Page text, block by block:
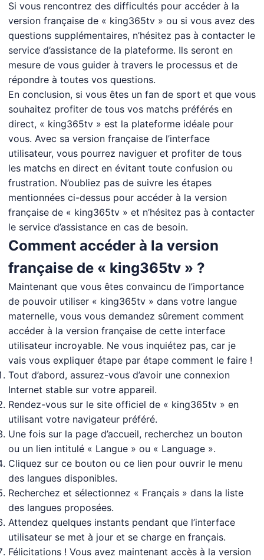
Si vous rencontrez des difficultés pour accéder à la
version française de « king365tv » ou si vous avez des
questions supplémentaires, n’hésitez pas à contacter le
service d’assistance de la plateforme. Ils seront en
mesure de vous guider à travers le processus et de
répondre à toutes vos questions.
En conclusion, si vous êtes un fan de sport et que vous
souhaitez profiter de tous vos matchs préférés en
direct, « king365tv » est la plateforme idéale pour
vous. Avec sa version française de l’interface
utilisateur, vous pourrez naviguer et profiter de tous
les matchs en direct en évitant toute confusion ou
frustration. N’oubliez pas de suivre les étapes
mentionnées ci-dessus pour accéder à la version
française de « king365tv » et n’hésitez pas à contacter
le service d’assistance en cas de besoin.
Comment accéder à la version
française de « king365tv » ?
Maintenant que vous êtes convaincu de l’importance
de pouvoir utiliser « king365tv » dans votre langue
maternelle, vous vous demandez sûrement comment
accéder à la version française de cette interface
utilisateur incroyable. Ne vous inquiétez pas, car je
vais vous expliquer étape par étape comment le faire !
Tout d’abord, assurez-vous d’avoir une connexion
Internet stable sur votre appareil.
Rendez-vous sur le site officiel de « king365tv » en
utilisant votre navigateur préféré.
Une fois sur la page d’accueil, recherchez un bouton
ou un lien intitulé « Langue » ou « Language ».
Cliquez sur ce bouton ou ce lien pour ouvrir le menu
des langues disponibles.
Recherchez et sélectionnez « Français » dans la liste
des langues proposées.
Attendez quelques instants pendant que l’interface
utilisateur se met à jour et se charge en français.
Félicitations ! Vous avez maintenant accès à la version